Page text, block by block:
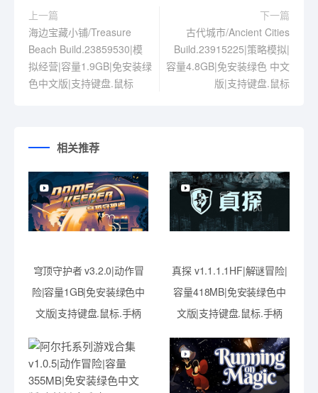
上一篇
海边宝藏小铺/Treasure
Beach Build.23859530|模
拟经营|容量1.9GB|免安装绿
色中文版|支持键盘.鼠标
下一篇
古代城市/Ancient Cities
Build.23915225|策略模拟|
容量4.8GB|免安装绿色 中文
版|支持键盘.鼠标
相关推荐
穹顶守护者 v3.2.0|动作冒
险|容量1GB|免安装绿色中
文版|支持键盘.鼠标.手柄
真探 v1.1.1.1HF|解谜冒险|
容量418MB|免安装绿色中
文版|支持键盘.鼠标.手柄